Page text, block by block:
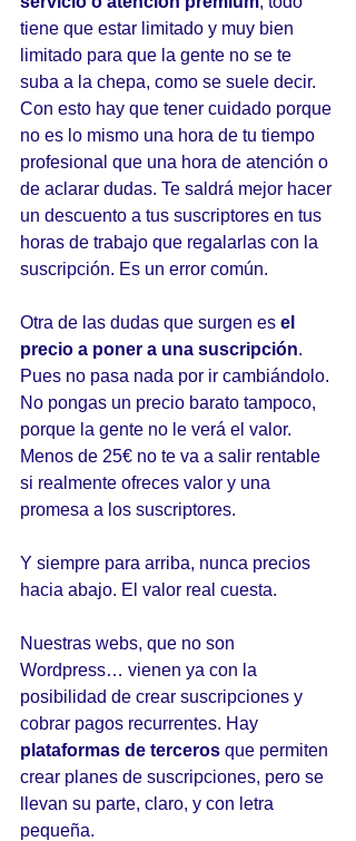
tiene que estar limitado y muy bien
limitado para que la gente no se te
suba a la chepa, como se suele decir.
Con esto hay que tener cuidado porque
no es lo mismo una hora de tu tiempo
profesional que una hora de atención o
de aclarar dudas. Te saldrá mejor hacer
un descuento a tus suscriptores en tus
horas de trabajo que regalarlas con la
suscripción. Es un error común.
Otra de las dudas que surgen es el
precio a poner a una suscripción.
Pues no pasa nada por ir cambiándolo.
No pongas un precio barato tampoco,
porque la gente no le verá el valor.
Menos de 25€ no te va a salir rentable
si realmente ofreces valor y una
promesa a los suscriptores.
Y siempre para arriba, nunca precios
hacia abajo. El valor real cuesta.
Nuestras webs, que no son
Wordpress… vienen ya con la
posibilidad de crear suscripciones y
cobrar pagos recurrentes. Hay
plataformas de terceros que permiten
crear planes de suscripciones, pero se
llevan su parte, claro, y con letra
pequeña.